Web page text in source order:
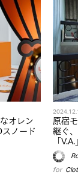
オレン
ノード
原宿
継ぐ
「V.A.」
for